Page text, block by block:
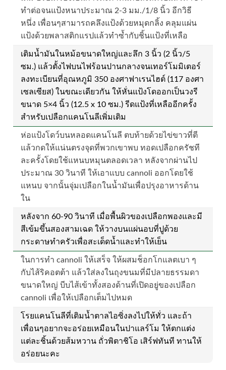
ทำต่อจนแป้งหนาประมาณ 2-3 มม./1/8 นิ้ว อีกวิธี
หนึ่ง เพื่อนๆสามารถคลึงแป้งด้วยหมุดกลิ้ง คลุมแผ่น
แป้งด้วยพลาสติกแรปแล้วทำซ้ำกับชิ้นแป้งที่เหลือ
เติมน้ำมันในหม้อขนาดใหญ่และลึก 3 นิ้ว (2 นิ้ว/5
ซม.) แล้วตั้งไฟบนไฟร้อนปานกลางจนเทอร์โมมิเตอร์
ลงทะเบียนที่อุณหภูมิ 350 องศาฟาเรนไฮต์ (117 องศา
เซลเซียส) ในขณะเดียวกัน ให้หั่นแป้งโดออกเป็นวงรี
ขนาด 5×4 นิ้ว (12.5 x 10 ซม.) รีดแป้งที่เหลืออีกครั้ง
สำหรับเปลือกแคนโนลีเพิ่มเติม
ห่อแป้งโดว์บนหลอดแคนโนลี ตบท้ายด้วยไข่ขาวที่ตี
แล้วกดให้แน่นตรงจุดที่พวกเขาพบ ทอดเปลือกครัชที
ละครั้งโดยใช้แหนบหมุนตลอดเวลา หลังจากผ่านไป
ประมาณ 30 วินาที ให้เอาแบบ cannoli ออกโดยใช้
แหนบ จากนั้นจุ่มเปลือกในน้ำมันเพื่อปรุงอาหารด้าน
ใน
หลังจาก 60-90 วินาที เมื่อพื้นผิวของเปลือกพองและมี
สีเข้มขึ้นสองสามเฉด ให้วางบนแผ่นอบที่ปูด้วย
กระดาษทำครัวเพื่อสะเด็ดน้ำและทำให้เย็น
ในการทำ cannoli ให้เสร็จ ให้ผสมช็อกโกแลตเบา ๆ
กับไส้ริคอตต้า แล้วใส่ลงในถุงขนมที่มีปลายธรรมดา
ขนาดใหญ่ บีบไส้เข้าทั้งสองด้านที่เปิดอยู่ของเปลือก
cannoli เพื่อให้เปลือกเต็มไปหมด
โรยแคนโนลีที่เติมน้ำตาลไอซิ่งลงไปให้ทั่ว และถ้า
เพื่อนๆอยากจะอร่อยเหมือนในปาแลร์โม ให้ตกแต่ง
แต่ละชิ้นด้วยส้มหวาน ถั่วพิตาชิโอ เสิร์ฟทันที ทานให้
อร่อยนะคะ